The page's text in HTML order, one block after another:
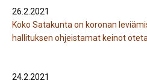
26.2.2021
Koko Satakunta on koronan
hallituksen ohjeistamat keinot
24.2.2021